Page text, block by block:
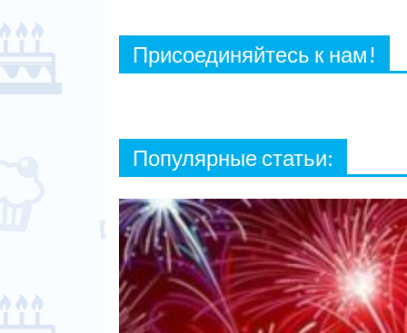
Присоединяйтесь к нам!
Популярные статьи: